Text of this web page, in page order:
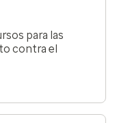
para las
contra el